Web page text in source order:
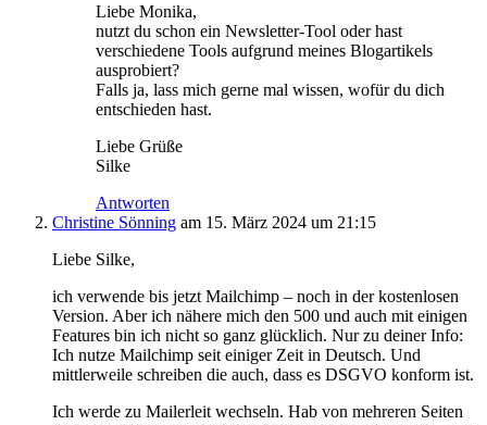
Liebe Monika,
nutzt du schon ein Newsletter-Tool oder hast
verschiedene Tools aufgrund meines Blogartikels
ausprobiert?
Falls ja, lass mich gerne mal wissen, wofür du dich
entschieden hast.
Liebe Grüße
Silke
Antworten
Christine Sönning am 15. März 2024 um 21:15
Liebe Silke,
ich verwende bis jetzt Mailchimp – noch in der kostenlosen
Version. Aber ich nähere mich den 500 und auch mit einigen
Features bin ich nicht so ganz glücklich. Nur zu deiner Info:
Ich nutze Mailchimp seit einiger Zeit in Deutsch. Und
mittlerweile schreiben die auch, dass es DSGVO konform ist.
Ich werde zu Mailerleit wechseln. Hab von mehreren Seiten